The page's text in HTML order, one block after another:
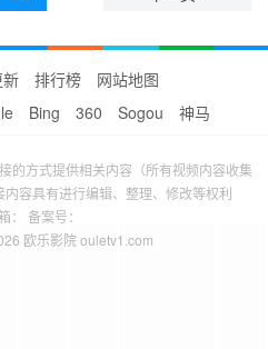
排行榜
网站地图
Bing 360 Sogou 神马
的方式提供相关内容（所有视频内容收集
容具有进行编辑、整理、修改等权利
： 备案号：
欧乐影院 ouletv1.com